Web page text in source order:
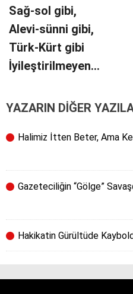
Sağ-sol gibi,
Alevi-sünni gibi,
Türk-Kürt gibi
İyileştirilmeyen…
YAZARIN DİĞER
Halimiz İtten Beter, Ama
Gazeteciliğin “Gölge”
Hakikatin Gürültüde